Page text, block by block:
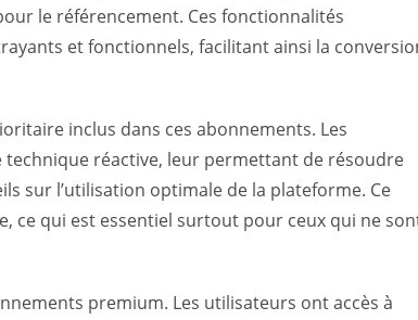
le référencement. Ces fonctionnalités
et fonctionnels, facilitant ainsi la
inclus dans ces abonnements. Les
réactive, leur permettant de résoudre
sur l’utilisation optimale de la plateforme. Ce
ce qui est essentiel surtout pour ceux qui ne
premium. Les utilisateurs ont accès à